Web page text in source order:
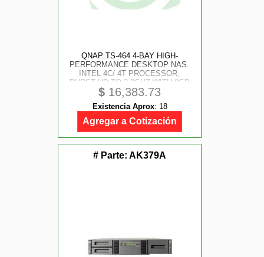
QNAP TS-464 4-BAY HIGH-
PERFORMANCE DESKTOP NAS.
INTEL 4C/ 4T PROCESSOR,
BURST UP TO 2.9GHZ WITH 8GB
DDR4 RAM, 2 X 2.5GBE, 2 X M.2
2280 PCIE GEN 3 X1, 1 X PCIE
GEN3 X2 SLOT FOR NETWORK/
STORAGE EXPANSIO
$ 16,383.73
Existencia Aprox: 18
Agregar a Cotización
# Parte: AK379A